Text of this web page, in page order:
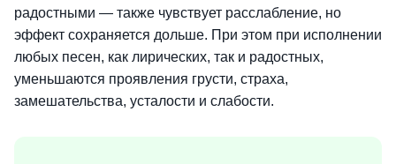
радостными — также чувствует расслабление, но
эффект сохраняется дольше. При этом при исполнении
любых песен, как лирических, так и радостных,
уменьшаются проявления грусти, страха,
замешательства, усталости и слабости.